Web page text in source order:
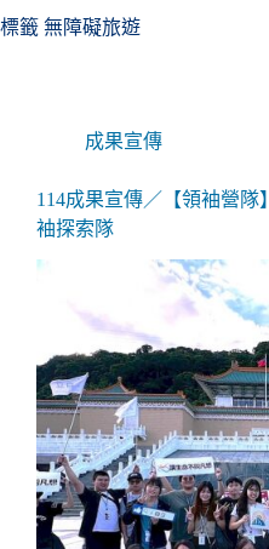
標籤 無障礙旅遊
成果宣傳
114成果宣傳／【領袖營隊
袖探索隊